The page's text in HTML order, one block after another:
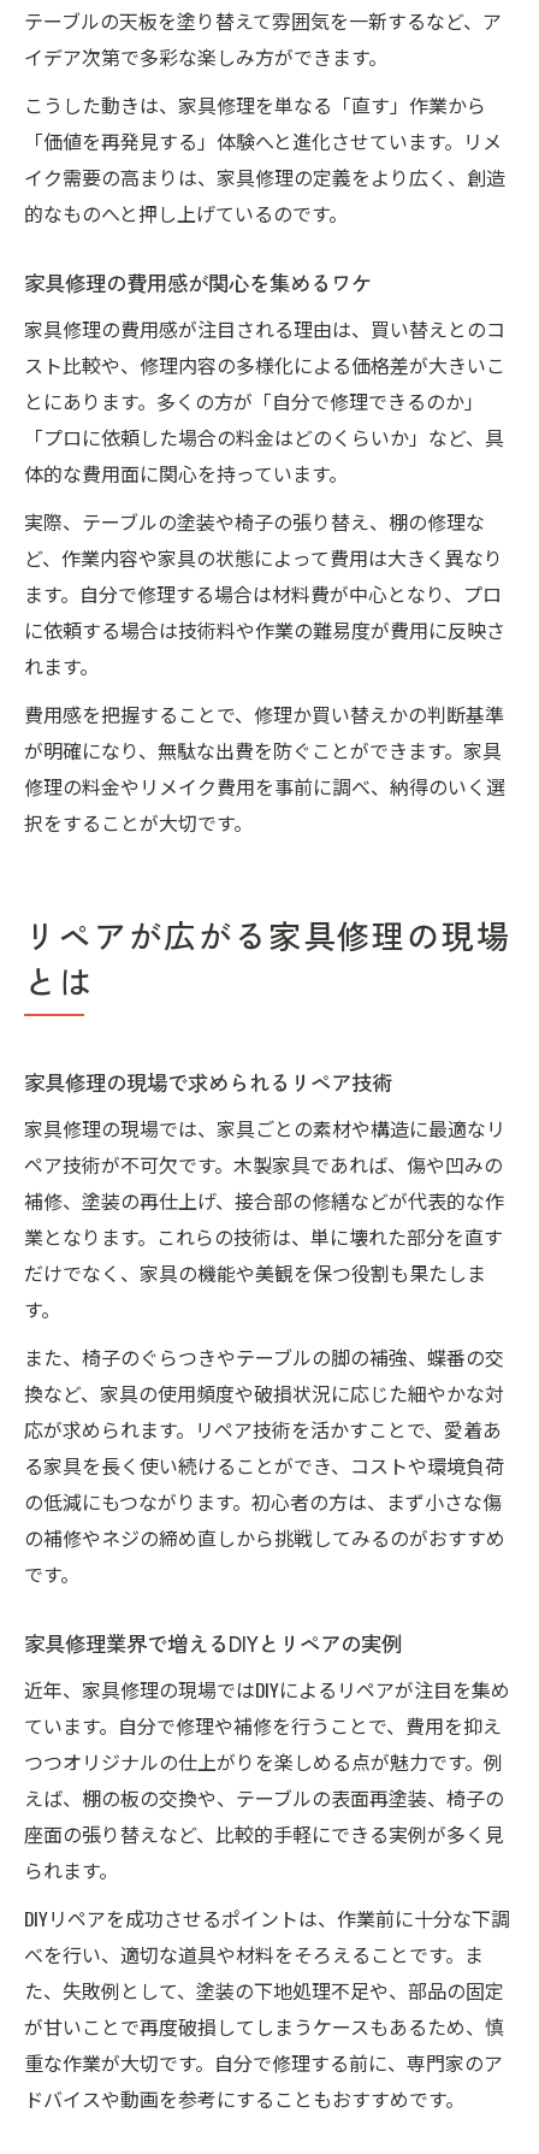
テーブルの天板を塗り替えて雰囲気を一新するなど、ア
イデア次第で多彩な楽しみ方ができます。
こうした動きは、家具修理を単なる「直す」作業から
「価値を再発見する」体験へと進化させています。リメ
イク需要の高まりは、家具修理の定義をより広く、創造
的なものへと押し上げているのです。
家具修理の費用感が関心を集めるワケ
家具修理の費用感が注目される理由は、買い替えとのコ
スト比較や、修理内容の多様化による価格差が大きいこ
とにあります。多くの方が「自分で修理できるのか」
「プロに依頼した場合の料金はどのくらいか」など、具
体的な費用面に関心を持っています。
実際、テーブルの塗装や椅子の張り替え、棚の修理な
ど、作業内容や家具の状態によって費用は大きく異なり
ます。自分で修理する場合は材料費が中心となり、プロ
に依頼する場合は技術料や作業の難易度が費用に反映さ
れます。
費用感を把握することで、修理か買い替えかの判断基準
が明確になり、無駄な出費を防ぐことができます。家具
修理の料金やリメイク費用を事前に調べ、納得のいく選
択をすることが大切です。
リペアが広がる家具修理の現場
とは
家具修理の現場で求められるリペア技術
家具修理の現場では、家具ごとの素材や構造に最適なリ
ペア技術が不可欠です。木製家具であれば、傷や凹みの
補修、塗装の再仕上げ、接合部の修繕などが代表的な作
業となります。これらの技術は、単に壊れた部分を直す
だけでなく、家具の機能や美観を保つ役割も果たしま
す。
また、椅子のぐらつきやテーブルの脚の補強、蝶番の交
換など、家具の使用頻度や破損状況に応じた細やかな対
応が求められます。リペア技術を活かすことで、愛着あ
る家具を長く使い続けることができ、コストや環境負荷
の低減にもつながります。初心者の方は、まず小さな傷
の補修やネジの締め直しから挑戦してみるのがおすすめ
です。
家具修理業界で増えるDIYとリペアの実例
近年、家具修理の現場ではDIYによるリペアが注目を集め
ています。自分で修理や補修を行うことで、費用を抑え
つつオリジナルの仕上がりを楽しめる点が魅力です。例
えば、棚の板の交換や、テーブルの表面再塗装、椅子の
座面の張り替えなど、比較的手軽にできる実例が多く見
られます。
DIYリペアを成功させるポイントは、作業前に十分な下調
べを行い、適切な道具や材料をそろえることです。ま
た、失敗例として、塗装の下地処理不足や、部品の固定
が甘いことで再度破損してしまうケースもあるため、慎
重な作業が大切です。自分で修理する前に、専門家のア
ドバイスや動画を参考にすることもおすすめです。